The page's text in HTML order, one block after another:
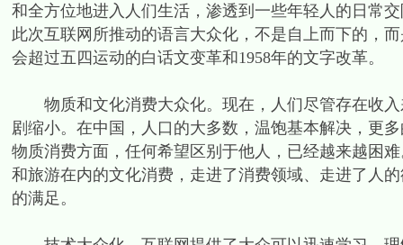
和全方位地进入人们生活，渗透到一些年轻人的日常
此次互联网所推动的语言大众化，不是自上而下的，
会超过五四运动的白话文变革和1958年的文字改革。
物质和文化消费大众化。现在，人们尽管存在收入
剧缩小。在中国，人口的大多数，温饱基本解决，更
物质消费方面，任何希望区别于他人，已经越来越困
和旅游在内的文化消费，走进了消费领域、走进了人
的满足。